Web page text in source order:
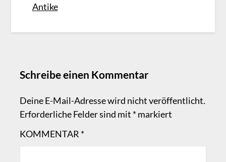
Antike
Schreibe einen Kommentar
Deine E-Mail-Adresse wird nicht veröffentlicht.
Erforderliche Felder sind mit *markiert
KOMMENTAR *